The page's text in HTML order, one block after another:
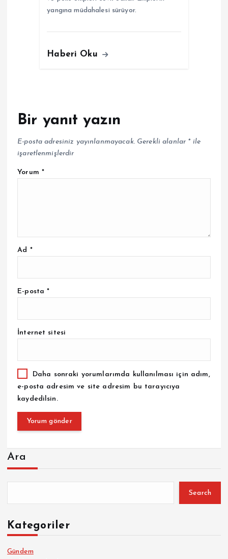
yangına müdahalesi sürüyor.
Haberi Oku
Bir yanıt yazın
E-posta adresiniz yayınlanmayacak. Gerekli alanlar *ile
işaretlenmişlerdir
Yorum *
Ad *
E-posta*
İnternet sitesi
Daha sonraki yorumlarımda kullanılması için adım,
e-posta adresim ve site adresim bu tarayıcıya
kaydedilsin.
Ara
Search
Kategoriler
Gündem